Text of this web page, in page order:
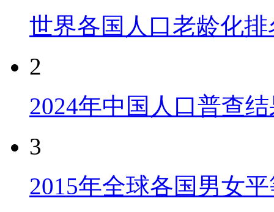
世界各国人口老龄化
2
2024年中国人口普查
3
2015年全球各国男女